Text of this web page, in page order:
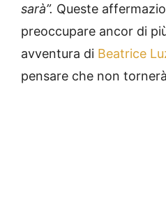
sarà”. Queste
preoccupare ancor di
avventura di Beatrice
pensare che non